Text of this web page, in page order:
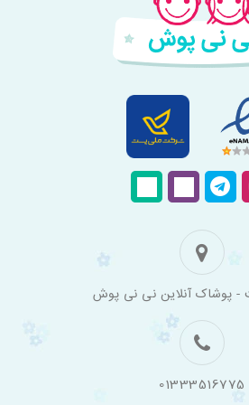
- پوشاک آنلاین نی نی پوش
01333516775